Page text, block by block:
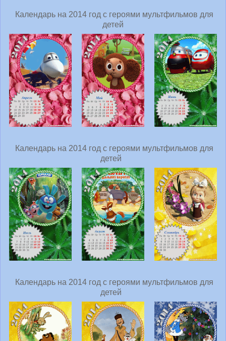
Календарь на 2014 год с героями мультфильмов для
детей
Календарь на 2014 год с героями мультфильмов для
детей
Календарь на 2014 год с героями мультфильмов для
детей